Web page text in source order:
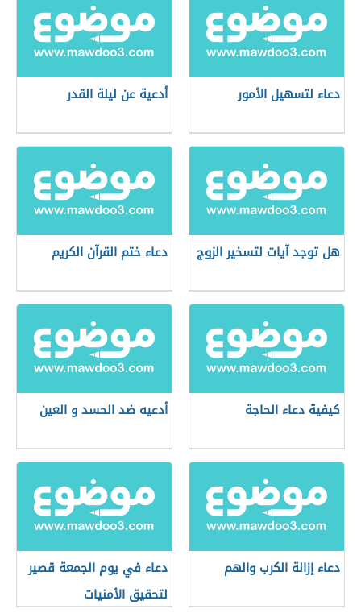
دعاء لتسهيل الأمور أدعية عن ليلة القدر
هل توجد آيات لتسخير الزوج دعاء ختم القرآن الكريم
كيفية دعاء الحاجة أدعيه ضد الحسد و العين
دعاء إزالة الكرب والهم
دعاء في يوم الجمعة قصير
لتحقيق الأمنيات